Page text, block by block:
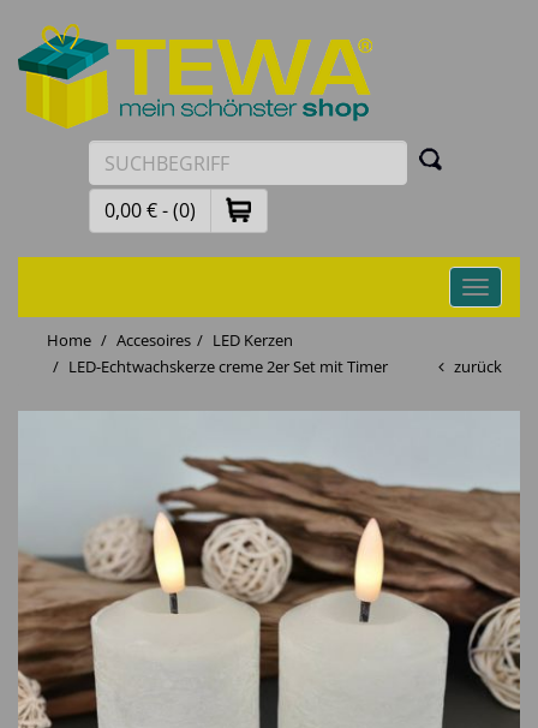
0,00 € - (0)
Toggle
Home
Accesoires
LED Kerzen
LED-Echtwachskerze creme 2er Set mit Timer
zurück